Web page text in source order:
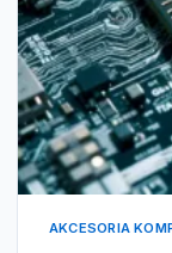
AKCESORIA